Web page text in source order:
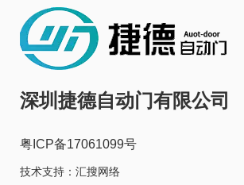
深圳捷德自动门有限公司
粤ICP备17061099号
技术支持： 汇搜网络